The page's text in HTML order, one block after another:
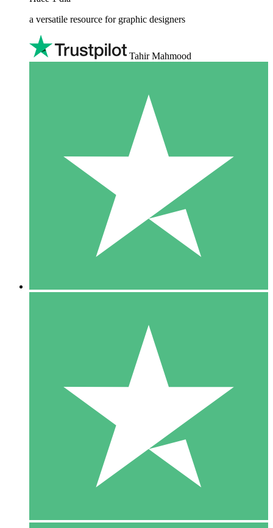
a versatile resource for graphic designers
Tahir Mahmood